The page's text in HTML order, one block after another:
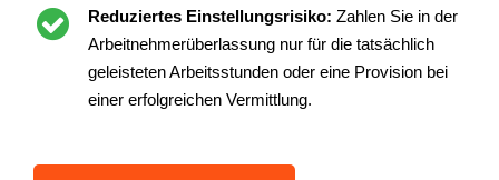
Reduziertes Einstellungsrisiko: Zahlen Sie in der
Arbeitnehmerüberlassung nur für die tatsächlich
geleisteten Arbeitsstunden oder eine Provision bei
einer erfolgreichen Vermittlung.